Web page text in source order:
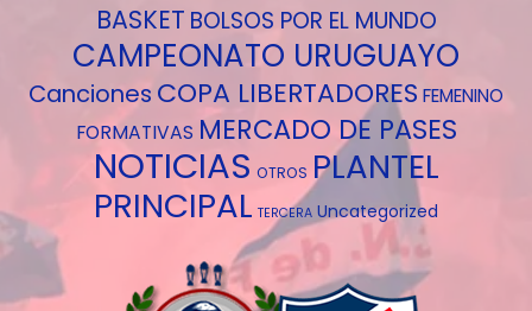
BASKET BOLSOS POR EL MUNDO
CAMPEONATO URUGUAYO
Canciones COPA LIBERTADORES FEMENINO
FORMATIVAS MERCADO DE PASES
NOTICIAS OTROS PLANTEL
PRINCIPAL TERCERA Uncategorized